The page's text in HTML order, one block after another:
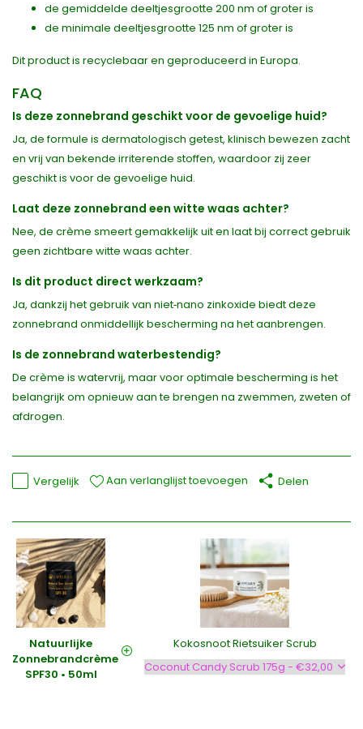
de gemiddelde deeltjesgrootte 200 nm of groter is
de minimale deeltjesgrootte 125 nm of groter is
Dit product is recyclebaar en geproduceerd in Europa.
FAQ
Is deze zonnebrand geschikt voor de gevoelige huid?
Ja, de formule is dermatologisch getest, klinisch bewezen zacht
en vrij van bekende irriterende stoffen, waardoor zij zeer
geschikt is voor de gevoelige huid.
Laat deze zonnebrand een witte waas achter?
Nee, de crème smeert gemakkelijk uit en laat bij correct gebruik
geen zichtbare witte waas achter.
Is dit product direct werkzaam?
Ja, dankzij het gebruik van niet‑nano zinkoxide biedt deze
zonnebrand onmiddellijk bescherming na het aanbrengen.
Is de zonnebrand waterbestendig?
De crème is watervrij, maar voor optimale bescherming is het
belangrijk om opnieuw aan te brengen na zwemmen, zweten of
afdrogen.
Vergelijk Aan verlanglijst toevoegen Delen
Natuurlijke
Zonnebrandcrème
SPF30 • 50ml
Kokosnoot Rietsuiker Scrub